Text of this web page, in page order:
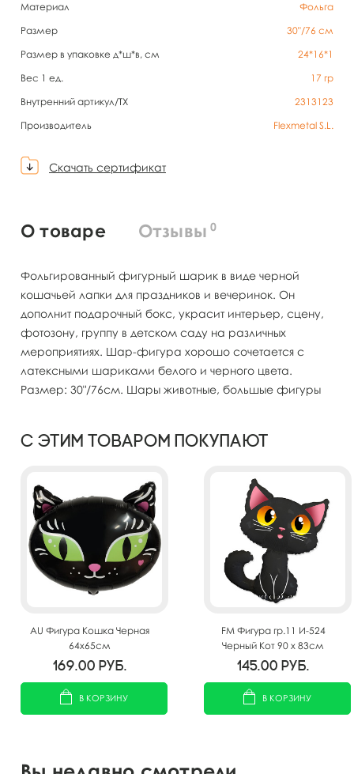
Материал
Фольга
Размер
30"/76 см
Размер в упаковке д*ш*в, см
24*16*1
Вес 1 ед.
17 гр
Внутренний артикул/TX
2313123
Производитель
Flexmetal S.L.
Скачать сертификат
О товаре Отзывы 0
Фольгированный фигурный шарик в виде черной
кошачьей лапки для праздников и вечеринок. Он
дополнит подарочный бокс, украсит интерьер, сцену,
фотозону, группу в детском саду на различных
мероприятиях. Шар-фигура хорошо сочетается с
латексными шариками белого и черного цвета.
Размер: 30"/76см. Шары животные, большые фигуры
С этим товаром покупают
AU Фигура Кошка Черная
64х65см
169.00 руб.
В КОРЗИНУ
FM Фигура гр.11 И-524
Черный Кот 90 х 83см
145.00 руб.
В КОРЗИНУ